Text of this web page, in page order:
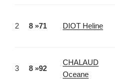
2 8 »71 DIOT Heline
3 8 »92
CHALAUD
Oceane